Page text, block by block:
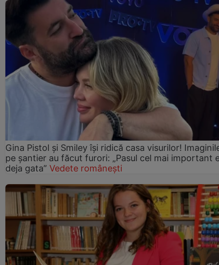
Gina Pistol și Smiley își ridică casa visurilor!
pe șantier au făcut furori: „Pasul cel mai important
deja gata” Vedete românești